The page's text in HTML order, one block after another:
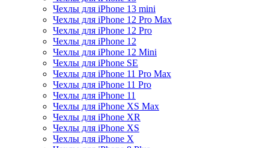
Чехлы для iPhone 13 mini
Чехлы для iPhone 12 Pro Max
Чехлы для iPhone 12 Pro
Чехлы для iPhone 12
Чехлы для iPhone 12 Mini
Чехлы для iPhone SE
Чехлы для iPhone 11 Pro Max
Чехлы для iPhone 11 Pro
Чехлы для iPhone 11
Чехлы для iPhone XS Max
Чехлы для iPhone XR
Чехлы для iPhone XS
Чехлы для iPhone X